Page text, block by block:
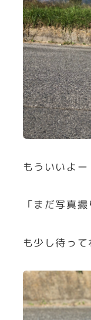
もういいよ
「まだ写真
も少し待っ